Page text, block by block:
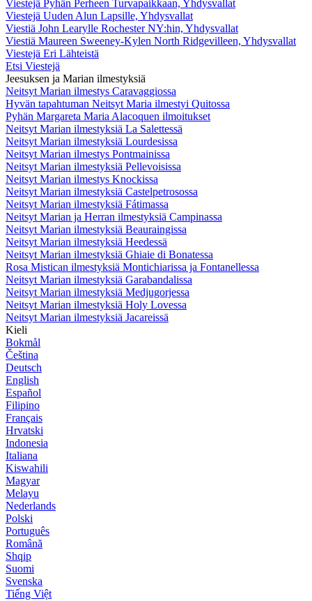
Viestejä Pyhän Perheen Turvapaikkaan, Yhdysvallat
Viestejä Uuden Alun Lapsille, Yhdysvallat
Viestiä John Learylle Rochester NY:hin, Yhdysvallat
Viestiä Maureen Sweeney-Kylen North Ridgevilleen, Yhdysvallat
Viestejä Eri Lähteistä
Etsi Viestejä
Jeesuksen ja Marian ilmestyksiä
Neitsyt Marian ilmestys Caravaggiossa
Hyvän tapahtuman Neitsyt Maria ilmestyi Quitossa
Pyhän Margareta Maria Alacoquen ilmoitukset
Neitsyt Marian ilmestyksiä La Salettessä
Neitsyt Marian ilmestyksiä Lourdesissa
Neitsyt Marian ilmestys Pontmainissa
Neitsyt Marian ilmestyksiä Pellevoisissa
Neitsyt Marian ilmestys Knockissa
Neitsyt Marian ilmestyksiä Castelpetrosossa
Neitsyt Marian ilmestyksiä Fátimassa
Neitsyt Marian ja Herran ilmestyksiä Campinassa
Neitsyt Marian ilmestyksiä Beauraingissa
Neitsyt Marian ilmestyksiä Heedessä
Neitsyt Marian ilmestyksiä Ghiaie di Bonatessa
Rosa Mistican ilmestyksiä Montichiarissa ja Fontanellessa
Neitsyt Marian ilmestyksiä Garabandalissa
Neitsyt Marian ilmestyksiä Medjugorjessa
Neitsyt Marian ilmestyksiä Holy Lovessa
Neitsyt Marian ilmestyksiä Jacareissä
Kieli
Bokmål
Čeština
Deutsch
English
Español
Filipino
Français
Hrvatski
Indonesia
Italiana
Kiswahili
Magyar
Melayu
Nederlands
Polski
Português
Română
Shqip
Suomi
Svenska
Tiếng Việt